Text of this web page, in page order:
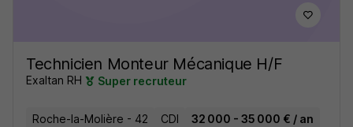
Technicien Monteur Mécanique H/F
Exaltan RH Super recruteur
Roche-la-Molière - 42 CDI 32 000 - 35 000 € / an